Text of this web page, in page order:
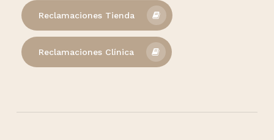
Reclamaciones Tienda
Reclamaciones Clínica